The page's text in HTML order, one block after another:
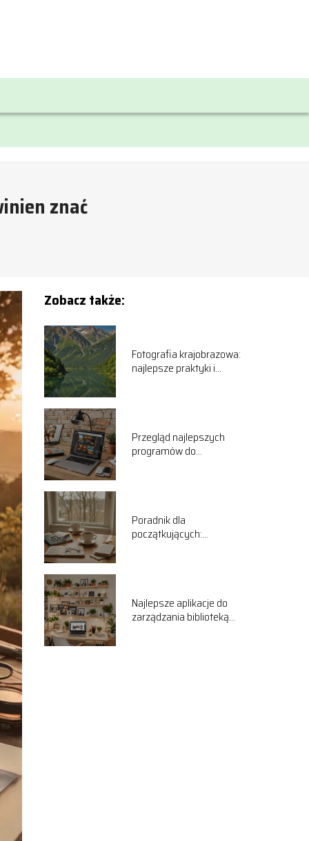
znać
Zobacz także:
Fotografia krajobrazowa:
najlepsze praktyki i
Przegląd najlepszych
programów do
Poradnik dla
początkujących:
Najlepsze aplikacje do
zarządzania biblioteką